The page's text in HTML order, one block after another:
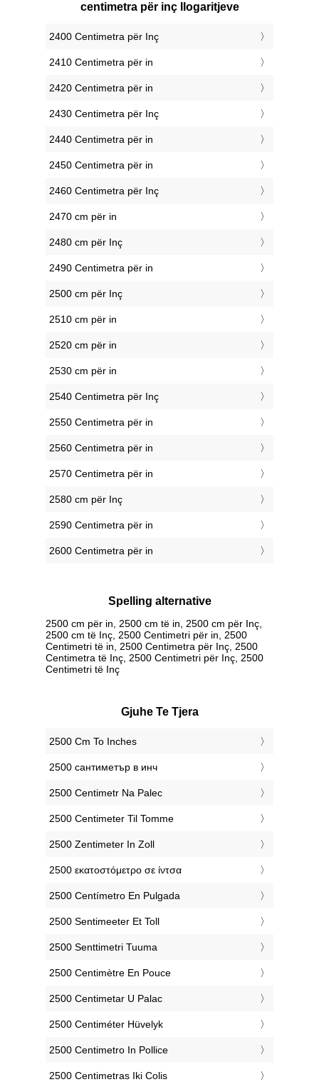
centimetra për inç llogaritjeve
2400 Centimetra për Inç
2410 Centimetra për in
2420 Centimetra për in
2430 Centimetra për Inç
2440 Centimetra për in
2450 Centimetra për in
2460 Centimetra për Inç
2470 cm për in
2480 cm për Inç
2490 Centimetra për in
2500 cm për Inç
2510 cm për in
2520 cm për in
2530 cm për in
2540 Centimetra për Inç
2550 Centimetra për in
2560 Centimetra për in
2570 Centimetra për in
2580 cm për Inç
2590 Centimetra për in
2600 Centimetra për in
Spelling alternative
2500 cm për in, 2500 cm të in, 2500 cm për Inç,
2500 cm të Inç, 2500 Centimetri për in, 2500
Centimetri të in, 2500 Centimetra për Inç, 2500
Centimetra të Inç, 2500 Centimetri për Inç, 2500
Centimetri të Inç
Gjuhe Te Tjera
‎2500 Cm To Inches
‎2500 сантиметър в инч
‎2500 Centimetr Na Palec
‎2500 Centimeter Til Tomme
‎2500 Zentimeter In Zoll
‎2500 εκατοστόμετρο σε ίντσα
‎2500 Centímetro En Pulgada
‎2500 Sentimeeter Et Toll
‎2500 Senttimetri Tuuma
‎2500 Centimètre En Pouce
‎2500 Centimetar U Palac
‎2500 Centiméter Hüvelyk
‎2500 Centimetro In Pollice
‎2500 Centimetras Iki Colis